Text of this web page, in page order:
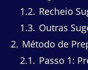
1.2 Recheio
1.3 Outras
2 Método de
2.1
Passo 1: